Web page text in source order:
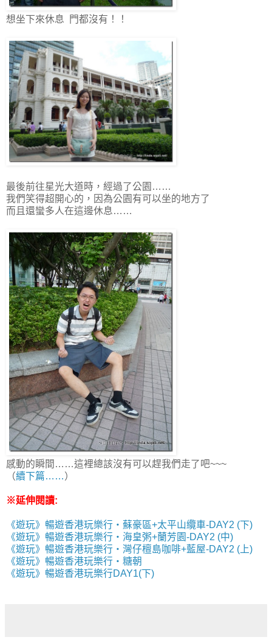
想坐下來休息 門都沒有！！
最後前往星光大道時，經過了公園……
我們笑得超開心的，因為公園有可以坐的地方了
而且還蠻多人在這邊休息……
感動的瞬間……這裡總該沒有可以趕我們走了吧~~~
（續下篇……）
※延伸閱讀:
《遊玩》暢遊香港玩樂行‧蘇豪區+太平山纜車-DAY2 (下)
《遊玩》暢遊香港玩樂行‧海皇粥+蘭芳園-DAY2 (中)
《遊玩》暢遊香港玩樂行‧灣仔檀島咖啡+藍屋-DAY2 (上)
《遊玩》暢遊香港玩樂行‧糖朝
《遊玩》暢遊香港玩樂行DAY1(下)